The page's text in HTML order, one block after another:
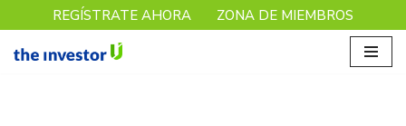
Saltar
REGÍSTRATE AHORA ZONA DE MIEMBROS